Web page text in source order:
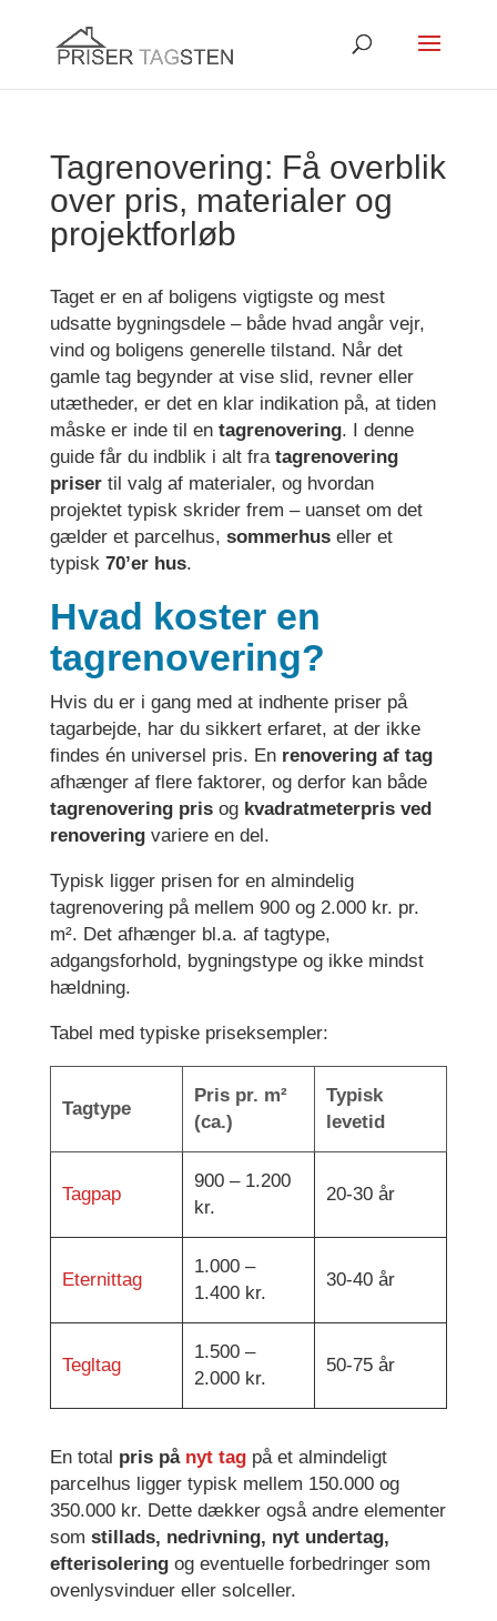
Tagrenovering: Få overblik
over pris, materialer og
projektforløb
Taget er en af boligens vigtigste og mest
udsatte bygningsdele – både hvad angår vejr,
vind og boligens generelle tilstand. Når det
gamle tag begynder at vise slid, revner eller
utætheder, er det en klar indikation på, at tiden
måske er inde til en tagrenovering. I denne
guide får du indblik i alt fra tagrenovering
prisertil valg af materialer, og hvordan
projektet typisk skrider frem – uanset om det
gælder et parcelhus, sommerhuseller et
typisk 70’er hus.
Hvad koster en
tagrenovering?
Hvis du er i gang med at indhente priser på
tagarbejde, har du sikkert erfaret, at der ikke
findes én universel pris. En renovering af tag
afhænger af flere faktorer, og derfor kan både
tagrenovering prisog kvadratmeterpris ved
renoveringvariere en del.
Typisk ligger prisen for en almindelig
tagrenovering på mellem 900 og 2.000 kr. pr.
m². Det afhænger bl.a. af tagtype,
adgangsforhold, bygningstype og ikke mindst
hældning.
Tabel med typiske priseksempler:
Tagtype
Pris pr. m²
(ca.)
Typisk
levetid
Tagpap
900 – 1.200
kr.
20-30 år
Eternittag
1.000 –
1.400 kr.
30-40 år
Tegltag
1.500 –
2.000 kr.
50-75 år
En total pris på nyt tagpå et almindeligt
parcelhus ligger typisk mellem 150.000 og
350.000 kr. Dette dækker også andre elementer
som stillads, nedrivning, nyt undertag,
efterisoleringog eventuelle forbedringer som
ovenlysvinduer eller solceller.